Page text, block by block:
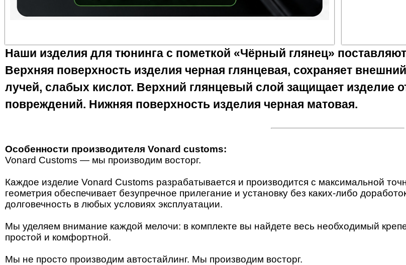
Наши изделия для тюнинга с пометкой «Чёрный глянец»
Верхняя поверхность изделия черная глянцевая, сохраняет
лучей, слабых кислот. Верхний глянцевый слой защищает изделие
повреждений. Нижняя поверхность изделия черная матовая.
Особенности производителя Vonard customs:
Vonard Customs — мы производим восторг.
Каждое изделие Vonard Customs разрабатывается и производится с максимальной
геометрия обеспечивает безупречное прилегание и установку без каких-либо
долговечность в любых условиях эксплуатации.
Мы уделяем внимание каждой мелочи: в комплекте вы найдете весь необходимый
простой и комфортной.
Мы не просто производим автостайлинг. Мы производим восторг.